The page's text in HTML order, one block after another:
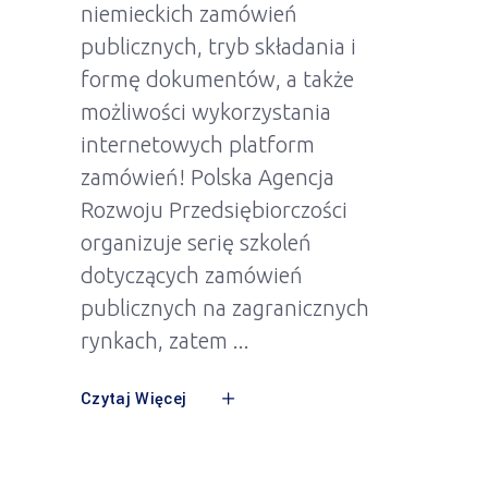
niemieckich zamówień
publicznych, tryb składania i
formę dokumentów, a także
możliwości wykorzystania
internetowych platform
zamówień! Polska Agencja
Rozwoju Przedsiębiorczości
organizuje serię szkoleń
dotyczących zamówień
publicznych na zagranicznych
rynkach, zatem
Czytaj Więcej